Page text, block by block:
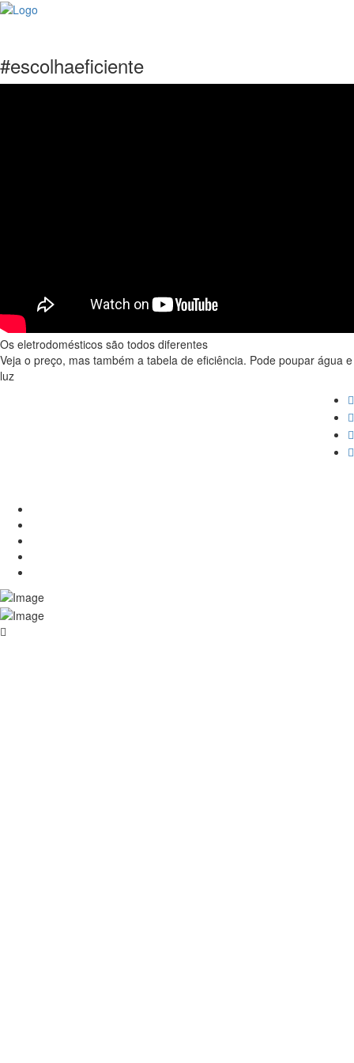
#escolhaeficiente
Os eletrodomésticos são todos diferentes
Veja o preço, mas também a tabela de eficiência. Pode poupar água e
luz